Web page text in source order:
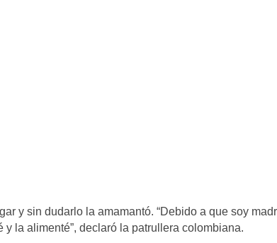
y sin dudarlo la amamantó. “Debido a que soy
la alimenté”, declaró la patrullera colombiana.